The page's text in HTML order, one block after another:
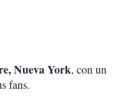
Nueva York, con un
fans.